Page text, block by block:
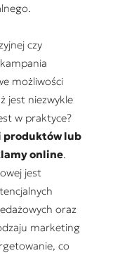
czy
możliwości
jest niezwykle
w praktyce?
produktów lub
online.
jest
oraz
marketing
co